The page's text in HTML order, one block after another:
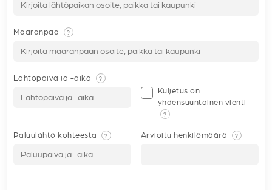
Määränpää ?
Lähtöpäivä ja -aika ?
Kuljetus on
yhdensuuntainen vienti
?
Paluulähtö kohteesta ? Arvioitu henkilömäärä ?